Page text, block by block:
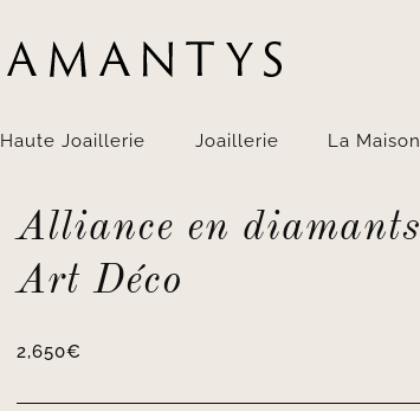
Haute Joaillerie Joaillerie La Maison
Alliance en diamants
Art Déco
2,650€